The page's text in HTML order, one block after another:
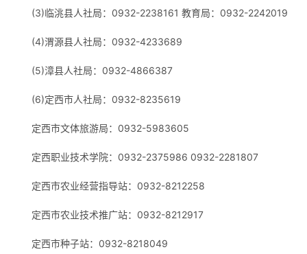
(3)临洮县人社局：0932-2238161 教育局：0932-2242019
(4)渭源县人社局：0932-4233689
(5)漳县人社局：0932-4866387
(6)定西市人社局：0932-8235619
定西市文体旅游局：0932-5983605
定西职业技术学院：0932-2375986 0932-2281807
定西市农业经营指导站：0932-8212258
定西市农业技术推广站：0932-8212917
定西市种子站：0932-8218049